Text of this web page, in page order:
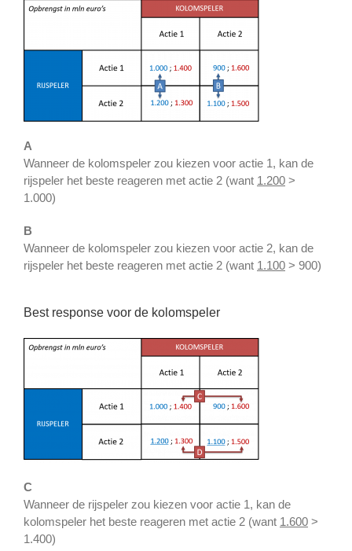
A
Wanneer de kolomspeler zou kiezen voor actie 1, kan de
rijspeler het beste reageren met actie 2 (want 1.200 >
1.000)
B
Wanneer de kolomspeler zou kiezen voor actie 2, kan de
rijspeler het beste reageren met actie 2 (want 1.100 > 900)
Best response voor de kolomspeler
C
Wanneer de rijspeler zou kiezen voor actie 1, kan de
kolomspeler het beste reageren met actie 2 (want 1.600 >
1.400)